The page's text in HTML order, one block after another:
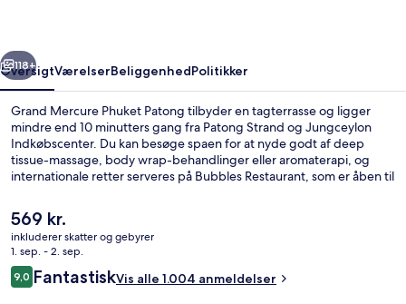
Næste
118+
OversigtVærelserBeliggenhedPolitikker
Grand Mercure Phuket Patong tilbyder en tagterrasse og ligger
mindre end 10 minutters gang fra Patong Strand og Jungceylon
Indkøbscenter. Du kan besøge spaen for at nyde godt af deep
tissue-massage, body wrap-behandlinger eller aromaterapi, og
internationale retter serveres på Bubbles Restaurant, som er åben til
luksusfaciliteter tæller 3 udendørs pools, en bar ved poolen og et
fitnesscenter. Stedets pool og hjælpsomme personale får rigtig
gode bedømmelser fra rejsende.
Den
nuværende
pris
er
569 kr.
569 kr.
inkluderer skatter og gebyrer
1. sep. - 2. sep.
Anmeldelser
9,09,0 ud af 10.
FantastiskVis alle 1.004 anmeldelser